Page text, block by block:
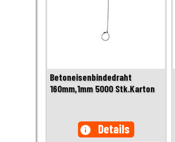
Betoneisenbindedraht
160mm,1mm 5000 Stk.Karton
info Details